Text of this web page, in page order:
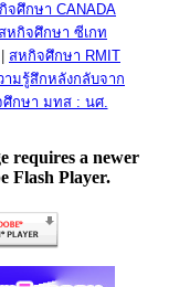
จศึกษา CANADA
หกิจศึกษา ซีเกท
สหกิจศึกษา RMIT
มรู้สึกหลังกลับจาก
กษา มทส : นศ.
requires a newer
Flash Player.